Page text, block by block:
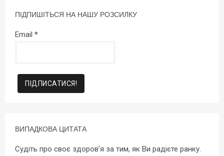
ПІДПИШІТЬСЯ НА НАШУ РОЗСИЛКУ
Email *
ВИПАДКОВА ЦИТАТА
Судіть про своє здоров’я за тим, як Ви радієте ранку.